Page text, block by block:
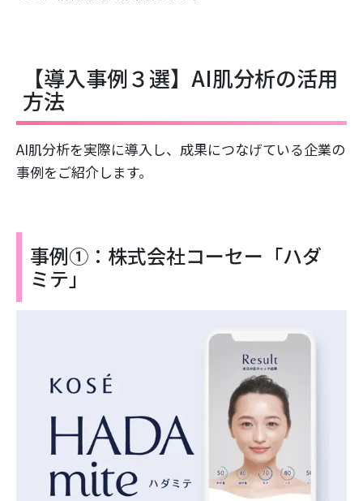
【導入事例３選】AI肌分析の活用
方法
AI肌分析を実際に導入し、成果につなげている企業の
事例をご紹介します。
事例①：株式会社コーセー「ハダ
ミテ」